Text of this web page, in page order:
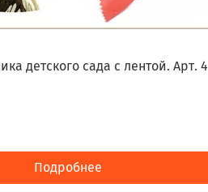
детского сада с лентой. Арт. 4
Подробнее